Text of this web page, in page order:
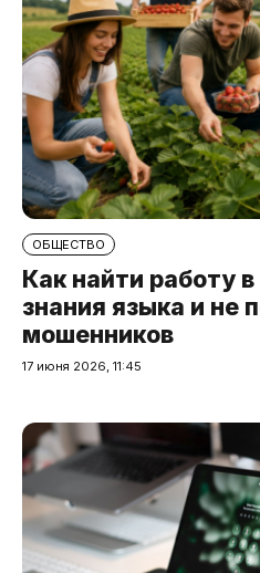
ОБЩЕСТВО
Как найти работу
знания языка и не
мошенников
17 июня 2026, 11:45